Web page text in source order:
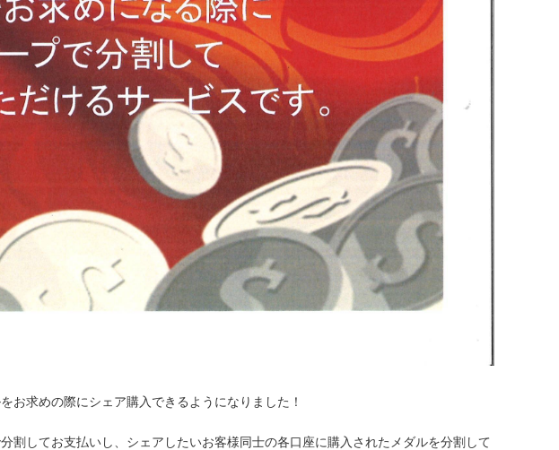
お求めの際にシェア購入できるようになりました！
割してお支払いし、シェアしたいお客様同士の各口座に購入されたメダルを分割して